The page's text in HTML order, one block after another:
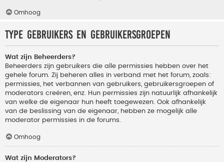
Omhoog
Type gebruikers en gebruikersgroepen
Wat zijn Beheerders?
Beheerders zijn gebruikers die alle permissies hebben over het
gehele forum. Zij beheren alles in verband met het forum, zoals:
permissies, het verbannen van gebruikers, gebruikersgroepen of
moderators creëren, enz. Hun permissies zijn natuurlijk afhankelijk
van welke de eigenaar hun heeft toegewezen. Ook afhankelijk
van de beslissing van de eigenaar, hebben ze mogelijk alle
moderator permissies in de forums.
Omhoog
Wat zijn Moderators?